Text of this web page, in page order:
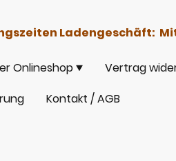
Ladengeschäft:
Onlineshop Vertrag
Kontakt / AGB